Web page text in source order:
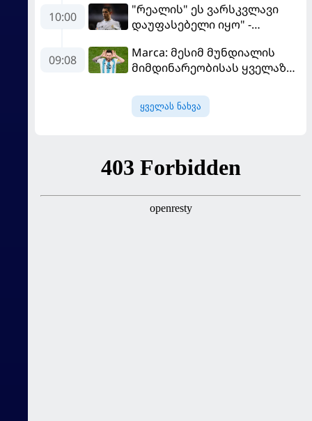
10:00
"რეალის" ეს ვარსკვლავი
დაუფასებელი იყო" -
თანაგუნდელზე ისაუბრა
09:08
Marca: მესიმ მუნდიალის
მიმდინარეობისას ყველაზე
ყველას ნახვა